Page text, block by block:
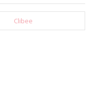
Clibee